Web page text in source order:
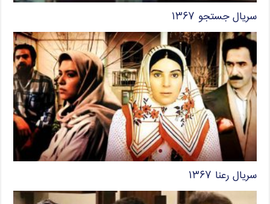
سریال جستجو ۱۳۶۷
سریال رعنا ۱۳۶۷